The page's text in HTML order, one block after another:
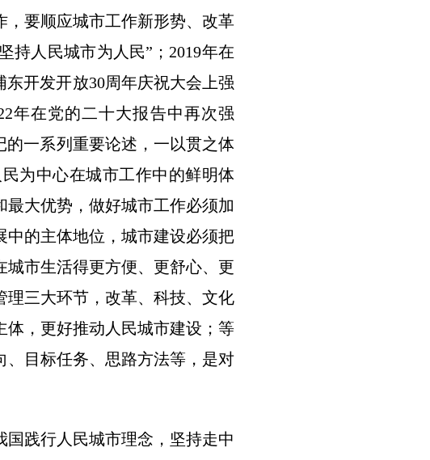
，要顺应城市工作新形势、改革
持人民城市为人民”；2019年在
东开发开放30周年庆祝大会上强
年在党的二十大报告中再次强
一系列重要论述，一以贯之体
为中心在城市工作中的鲜明体
大优势，做好城市工作必须加
的主体地位，城市建设必须把
市生活得更方便、更舒心、更
三大环节，改革、科技、文化
，更好推动人民城市建设；等
目标任务、思路方法等，是对
践行人民城市理念，坚持走中